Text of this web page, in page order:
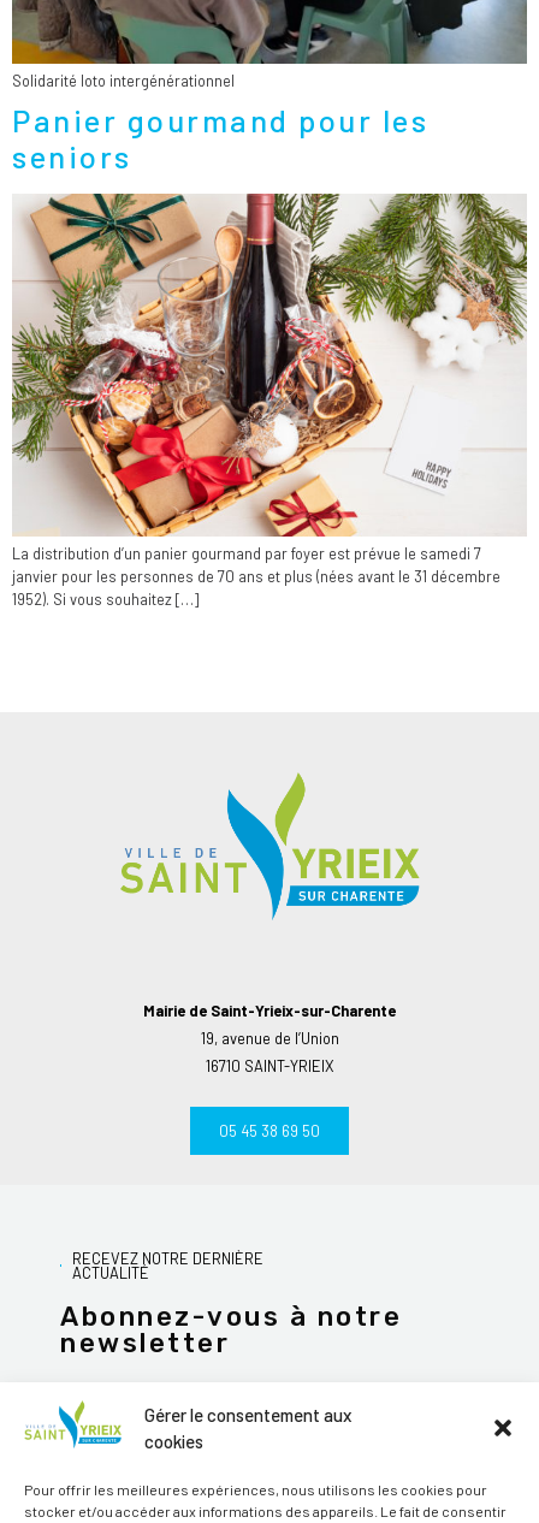
Gérer le consentement aux
cookies
Pour offrir les meilleures expériences, nous utilisons les cookies pour
stocker et/ou accéder aux informations des appareils. Le fait de consentir
Solidarité loto intergénérationnel
Panier gourmand pour les
seniors
La distribution d’un panier gourmand par foyer est prévue le samedi 7
janvier pour les personnes de 70 ans et plus (nées avant le 31 décembre
1952). Si vous souhaitez […]
Mairie de Saint-Yrieix-sur-Charente
19, avenue de l’Union
16710 SAINT-YRIEIX
05 45 38 69 50
RECEVEZ NOTRE DERNIÈRE
ACTUALITÉ
Abonnez-vous à notre
newsletter
JE M'ABONNE